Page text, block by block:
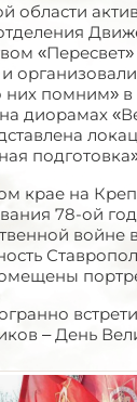
области
помним» в
диорамах
крае на
78-ой
войне
– День